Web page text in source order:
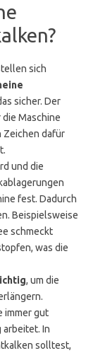
sich
sicher. Der
Maschine
Zeichen dafür
und die
fest. Dadurch
Beispielsweise
schmeckt
was die
, um die
immer gut
arbeitet. In
solltest,